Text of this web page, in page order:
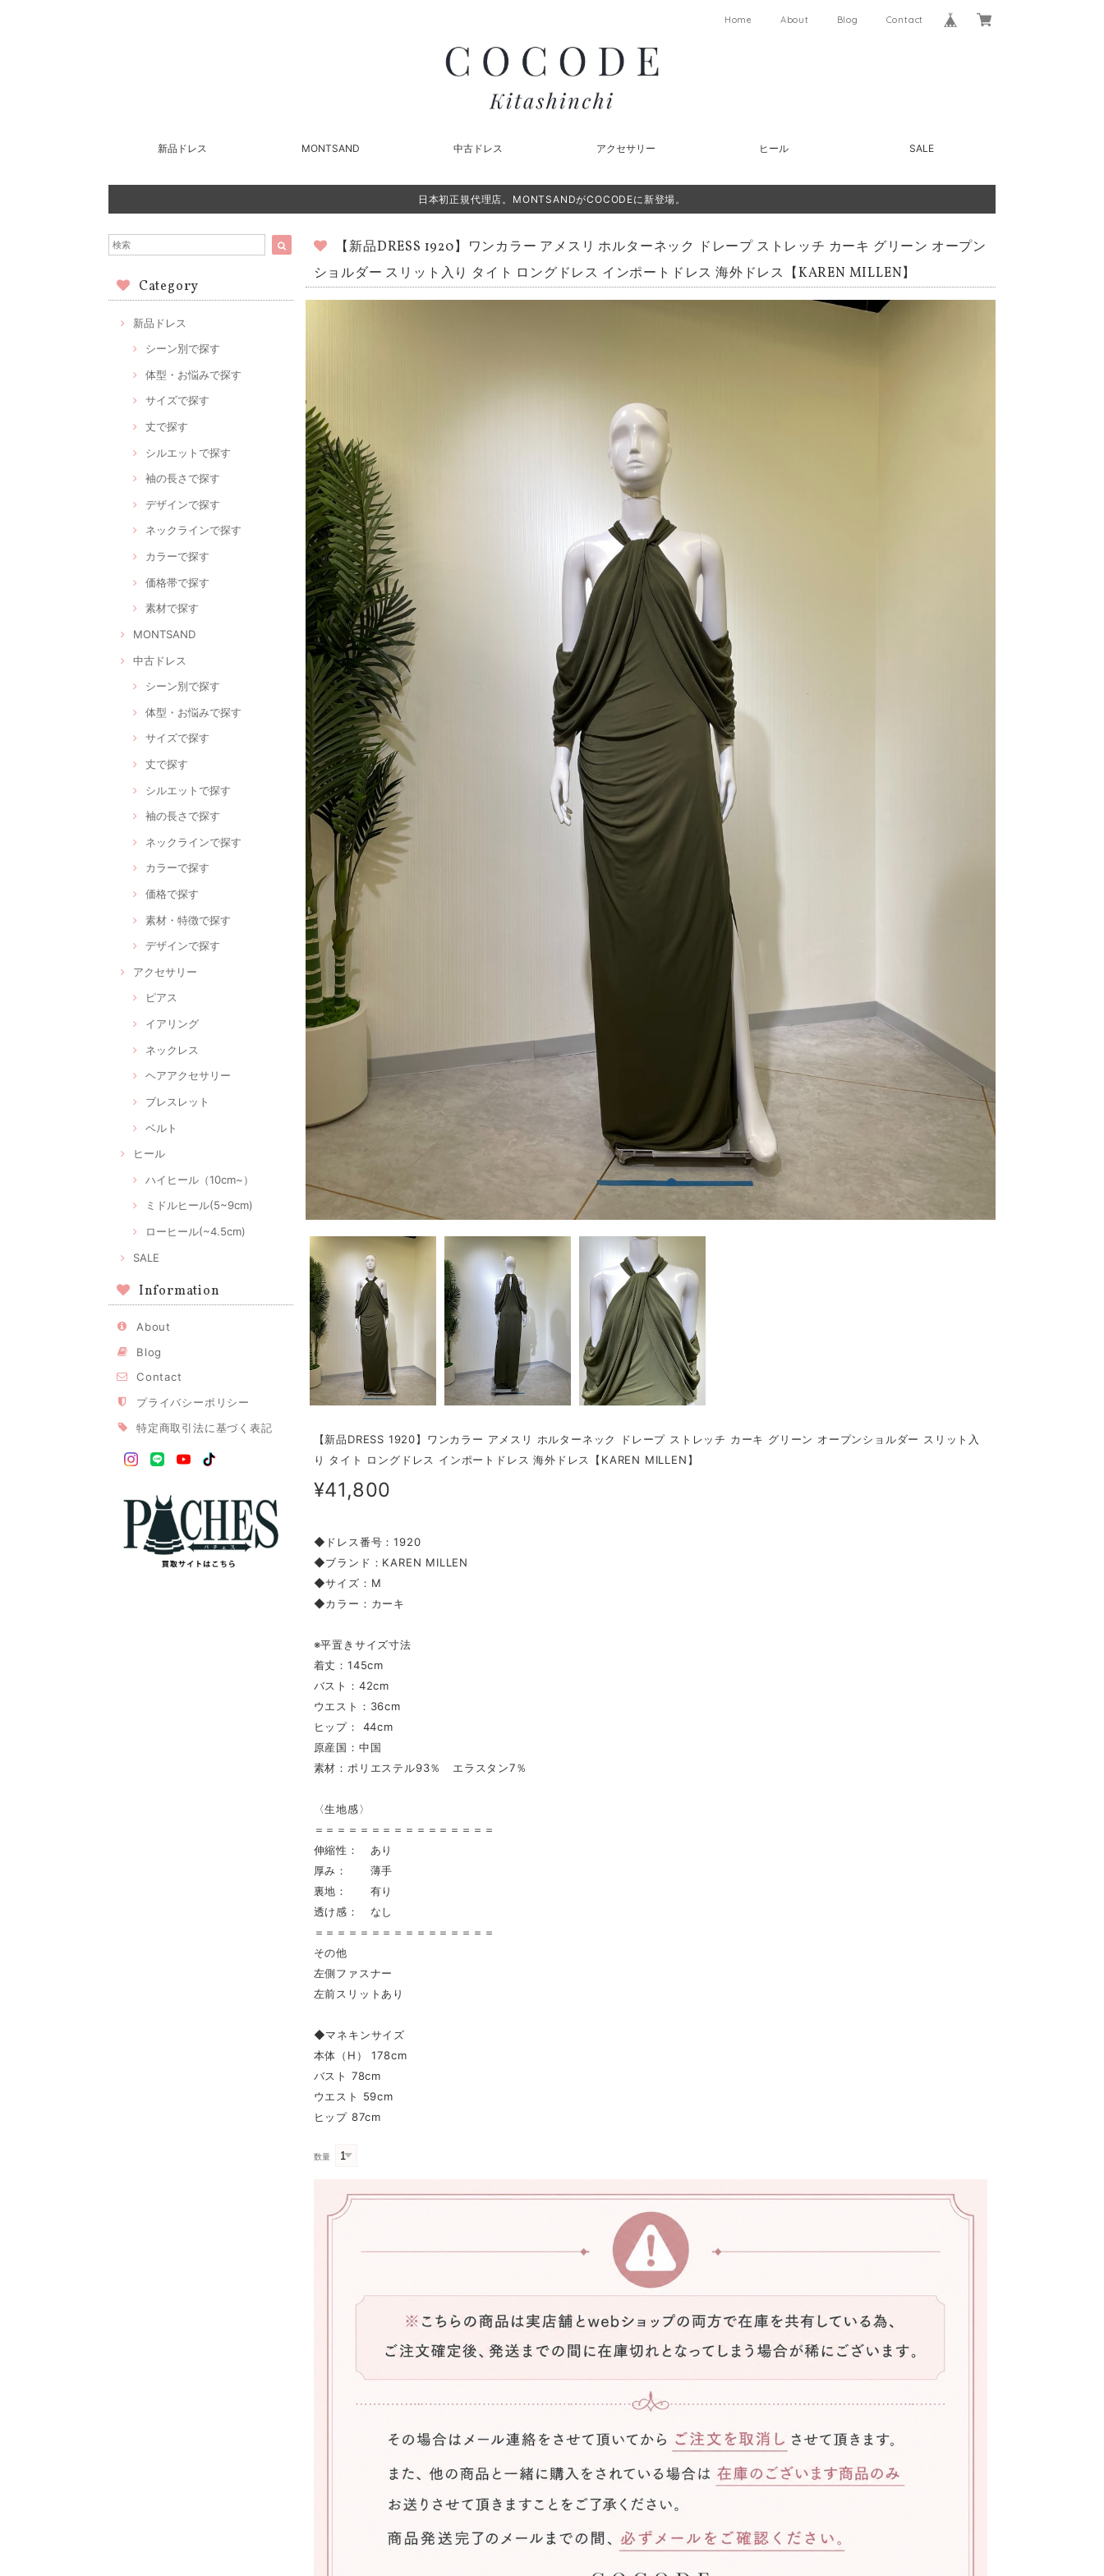
Home About Blog Contact
新品ドレス MONTSAND 中古ドレス アクセサリー ヒール SALE
日本初正規代理店。MONTSANDがCOCODEに新登場。
Category
新品ドレス
シーン別で探す
体型・お悩みで探す
サイズで探す
丈で探す
シルエットで探す
袖の長さで探す
デザインで探す
ネックラインで探す
カラーで探す
価格帯で探す
素材で探す
MONTSAND
中古ドレス
シーン別で探す
体型・お悩みで探す
サイズで探す
丈で探す
シルエットで探す
袖の長さで探す
ネックラインで探す
カラーで探す
価格で探す
素材・特徴で探す
デザインで探す
アクセサリー
ピアス
イアリング
ネックレス
ヘアアクセサリー
ブレスレット
ベルト
ヒール
ハイヒール（10cm~）
ミドルヒール(5~9cm)
ローヒール(~4.5cm)
SALE
Information
About
Blog
Contact
プライバシーポリシー
特定商取引法に基づく表記
【新品DRESS 1920】ワンカラー アメスリ ホルターネック ドレープ ストレッチ カーキ グリーン オープン
ショルダー スリット入り タイト ロングドレス インポートドレス 海外ドレス【KAREN MILLEN】
【新品DRESS 1920】ワンカラー アメスリ ホルターネック ドレープ ストレッチ カーキ グリーン オープンショルダー スリット入
り タイト ロングドレス インポートドレス 海外ドレス【KAREN MILLEN】
¥41,800
◆ドレス番号：1920
◆ブランド：KAREN MILLEN
◆サイズ：M
◆カラー：カーキ
※平置きサイズ寸法
着丈：145cm
バスト：42cm
ウエスト：36cm
ヒップ： 44cm
原産国：中国
素材：ポリエステル93％ エラスタン7％
〈生地感〉
＝＝＝＝＝＝＝＝＝＝＝＝＝＝＝＝
伸縮性： あり
厚み： 薄手
裏地： 有り
透け感： なし
＝＝＝＝＝＝＝＝＝＝＝＝＝＝＝＝
その他
左側ファスナー
左前スリットあり
◆マネキンサイズ
本体（H） 178cm
バスト 78cm
ウエスト 59cm
ヒップ 87cm
数量